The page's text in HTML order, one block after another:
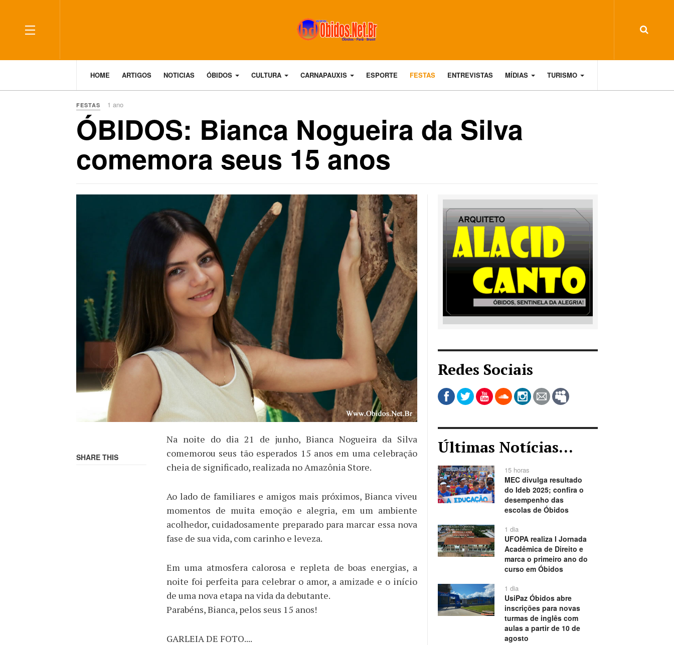
HOME ARTIGOS NOTICIAS ÓBIDOS CULTURA CARNAPAUXIS ESPORTE FESTAS ENTREVISTAS MÍDIAS TURISMO
FESTAS 1 ano
ÓBIDOS: Bianca Nogueira da Silva
comemora seus 15 anos
SHARE THIS
Na noite do dia 21 de junho, Bianca Nogueira da Silva
comemorou seus tão esperados 15 anos em uma celebração
cheia de significado, realizada no Amazônia Store.
Ao lado de familiares e amigos mais próximos, Bianca viveu
momentos de muita emoção e alegria, em um ambiente
acolhedor, cuidadosamente preparado para marcar essa nova
fase de sua vida, com carinho e leveza.
Em uma atmosfera calorosa e repleta de boas energias, a
noite foi perfeita para celebrar o amor, a amizade e o início
de uma nova etapa na vida da debutante.
Parabéns, Bianca, pelos seus 15 anos!
GARLEIA DE FOTO....
Redes Sociais
Últimas Notícias...
15 horas
MEC divulga resultado
do Ideb 2025; confira o
desempenho das
escolas de Óbidos
1 dia
UFOPA realiza I Jornada
Acadêmica de Direito e
marca o primeiro ano do
curso em Óbidos
1 dia
UsiPaz Óbidos abre
inscrições para novas
turmas de inglês com
aulas a partir de 10 de
agosto